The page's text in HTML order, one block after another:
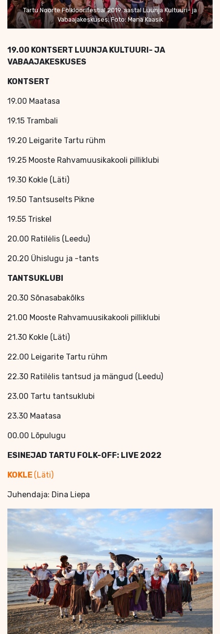
Tartu Noorte Folkloorifestial 2019. aastal Luunja Kultuuri- ja
Vabaajakeskuses; Foto: Mana Kaasik
19.00 KONTSERT LUUNJA KULTUURI- JA
VABAAJAKESKUSES
KONTSERT
19.00 Maatasa
19.15 Trambali
19.20 Leigarite Tartu rühm
19.25 Mooste Rahvamuusikakooli pilliklubi
19.30 Kokle (Läti)
19.50 Tantsuselts Pikne
19.55 Triskel
20.00 Ratilėlis (Leedu)
20.20 Ühislugu ja -tants
TANTSUKLUBI
20.30 Sõnasabakõlks
21.00 Mooste Rahvamuusikakooli pilliklubi
21.30 Kokle (Läti)
22.00 Leigarite Tartu rühm
22.30 Ratilėlis tantsud ja mängud (Leedu)
23.00 Tartu tantsuklubi
23.30 Maatasa
00.00 Lõpulugu
ESINEJAD TARTU FOLK-OFF: LIVE 2022
KOKLE (Läti)
Juhendaja: Dina Liepa